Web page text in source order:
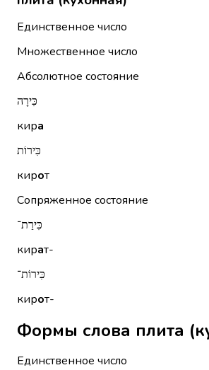
Единственное число
Множественное число
Абсолютное состояние
כִּירָה
кира
כִּירוֹת
кирот
Сопряженное состояние
כִּירַת־
кират-
כִּירוֹת־
кирот-
Единственное число